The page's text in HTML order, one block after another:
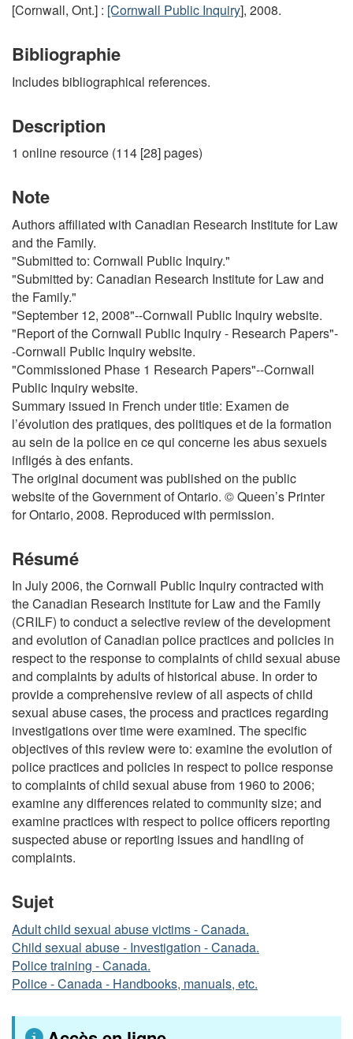
[Cornwall, Ont.] : [Cornwall Public Inquiry], 2008.
Bibliographie
Includes bibliographical references.
Description
1 online resource (114 [28] pages)
Note
Authors affiliated with Canadian Research Institute for Law
and the Family.
"Submitted to: Cornwall Public Inquiry."
"Submitted by: Canadian Research Institute for Law and
the Family."
"September 12, 2008"--Cornwall Public Inquiry website.
"Report of the Cornwall Public Inquiry - Research Papers"-
-Cornwall Public Inquiry website.
"Commissioned Phase 1 Research Papers"--Cornwall
Public Inquiry website.
Summary issued in French under title: Examen de
l’évolution des pratiques, des politiques et de la formation
au sein de la police en ce qui concerne les abus sexuels
infligés à des enfants.
The original document was published on the public
website of the Government of Ontario. © Queen’s Printer
for Ontario, 2008. Reproduced with permission.
Résumé
In July 2006, the Cornwall Public Inquiry contracted with
the Canadian Research Institute for Law and the Family
(CRILF) to conduct a selective review of the development
and evolution of Canadian police practices and policies in
respect to the response to complaints of child sexual abuse
and complaints by adults of historical abuse. In order to
provide a comprehensive review of all aspects of child
sexual abuse cases, the process and practices regarding
investigations over time were examined. The specific
objectives of this review were to: examine the evolution of
police practices and policies in respect to police response
to complaints of child sexual abuse from 1960 to 2006;
examine any differences related to community size; and
examine practices with respect to police officers reporting
suspected abuse or reporting issues and handling of
complaints.
Sujet
Adult child sexual abuse victims - Canada.
Child sexual abuse - Investigation - Canada.
Police training - Canada.
Police - Canada - Handbooks, manuals, etc.